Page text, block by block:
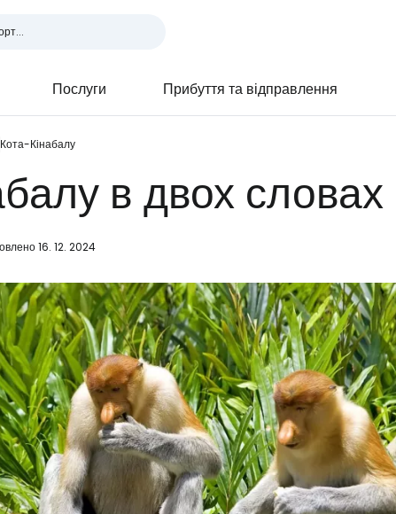
Послуги Прибуття та відправлення
Кота-Кінабалу
в двох словах
16. 12. 2024